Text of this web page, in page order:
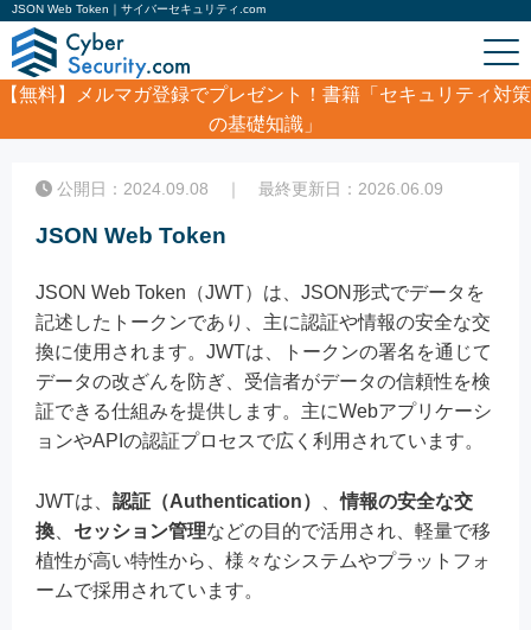
JSON Web Token｜サイバーセキュリティ.com
【無料】
メルマガ登録でプレゼント！書籍「セキュリティ対策
の基礎知識」
JSON Web Token
公開日：2024.09.08 ｜ 最終更新日：2026.06.09
JSON Web Token
JSON Web Token（JWT）は、JSON形式でデータを
記述したトークンであり、主に認証や情報の安全な交
換に使用されます。JWTは、トークンの署名を通じて
データの改ざんを防ぎ、受信者がデータの信頼性を検
証できる仕組みを提供します。主にWebアプリケーシ
ョンやAPIの認証プロセスで広く利用されています。
JWTは、 認証（Authentication） 、情報の安全な交
換
セッション管理などの目的で活用され、軽量で移
植性が高い特性から、様々なシステムやプラットフォ
ームで採用されています。